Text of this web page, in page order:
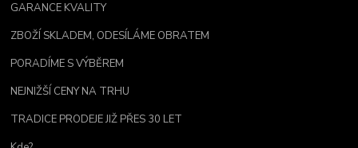
GARANCE KVALITY
ZBOŽÍ SKLADEM, ODESÍLÁME OBRATEM
PORADÍME S VÝBĚREM
NEJNIŽŠÍ CENY NA TRHU
TRADICE PRODEJE JIŽ PŘES 30 LET